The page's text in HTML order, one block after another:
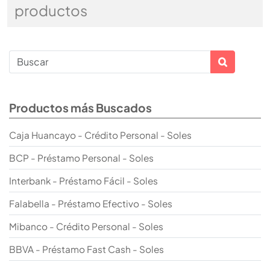
productos
Productos más Buscados
Caja Huancayo - Crédito Personal - Soles
BCP - Préstamo Personal - Soles
Interbank - Préstamo Fácil - Soles
Falabella - Préstamo Efectivo - Soles
Mibanco - Crédito Personal - Soles
BBVA - Préstamo Fast Cash - Soles